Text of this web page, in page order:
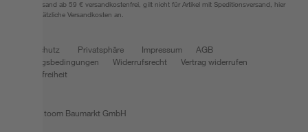
*Paketversand ab 59 € versandkostenfrei, gilt nicht für Artikel mit Speditionsversand, hier
fallen zusätzliche Versandkosten an.
Datenschutz Privatsphäre Impressum
AGB
Nutzungsbedingungen
Widerrufsrecht
Vertrag widerrufen
Barrierefreiheit
© 2026 toom Baumarkt GmbH